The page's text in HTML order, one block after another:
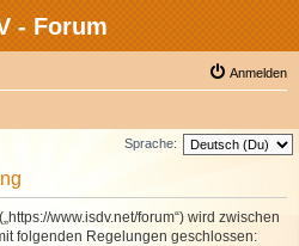
- Forum
Anmelden
Sprache:
www.isdv.net/forum“) wird zwischen
folgenden Regelungen geschlossen: